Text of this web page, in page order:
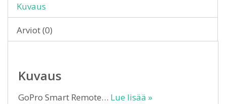
Kuvaus
Arviot (0)
Kuvaus
GoPro Smart Remote… Lue lisää »